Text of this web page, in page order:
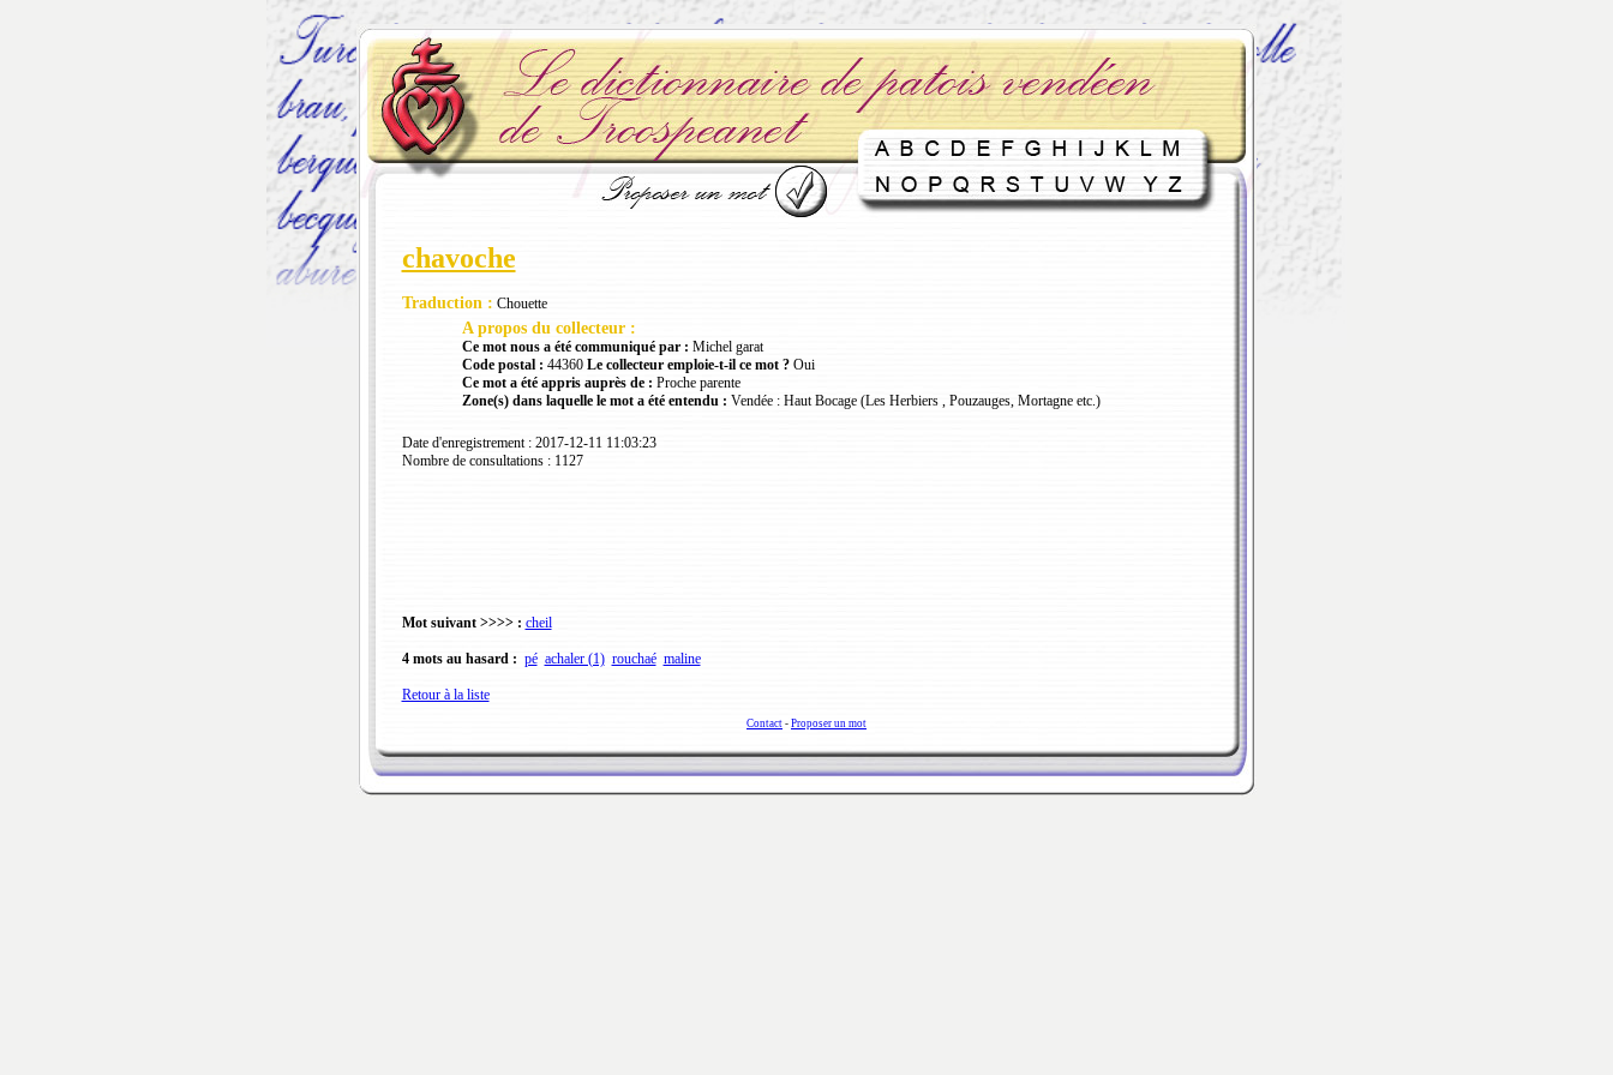
chavoche
Traduction : Chouette
A propos du collecteur :
Ce mot nous a été communiqué par : Michel garat
Code postal : 44360 Le collecteur emploie-t-il ce mot ?Oui
Ce mot a été appris auprès de : Proche parente
Zone(s) dans laquelle le mot a été entendu : Vendée : Haut Bocage (Les Herbiers , Pouzauges, Mortagne etc.)
Date d'enregistrement : 2017-12-11 11:03:23
Nombre de consultations : 1127
Mot suivant >>>> : cheil
4 mots au hasard : pé achaler (1) rouchaé maline
Retour à la liste
Contact - Proposer un mot